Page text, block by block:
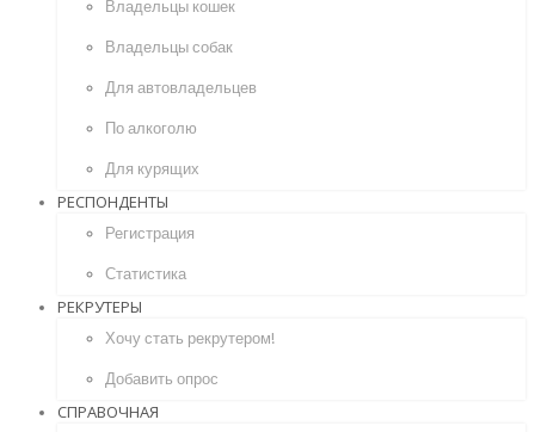
Владельцы кошек
Владельцы собак
Для автовладельцев
По алкоголю
Для курящих
РЕСПОНДЕНТЫ
Регистрация
Статистика
РЕКРУТЕРЫ
Хочу стать рекрутером!
Добавить опрос
СПРАВОЧНАЯ